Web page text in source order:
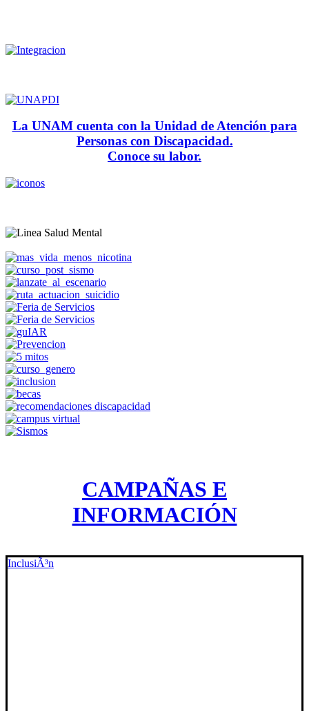
La UNAM cuenta con la Unidad de Atención para
Personas con Discapacidad.
Conoce su labor.
CAMPAÑAS E
INFORMACIÓN
InclusiÃ³n